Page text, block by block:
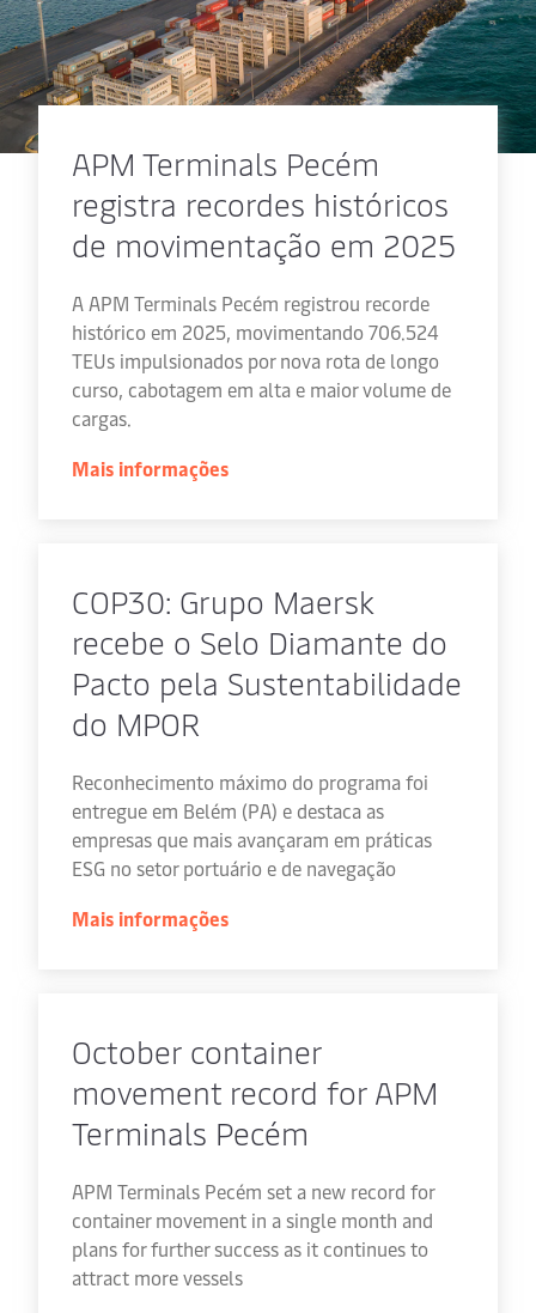
APM Terminals Pecém
registra recordes históricos
de movimentação em 2025
A APM Terminals Pecém registrou recorde
histórico em 2025, movimentando 706.524
TEUs impulsionados por nova rota de longo
curso, cabotagem em alta e maior volume de
cargas.
Mais informações
COP30: Grupo Maersk
recebe o Selo Diamante do
Pacto pela Sustentabilidade
do MPOR
Reconhecimento máximo do programa foi
entregue em Belém (PA) e destaca as
empresas que mais avançaram em práticas
ESG no setor portuário e de navegação
Mais informações
October container
movement record for APM
Terminals Pecém
APM Terminals Pecém set a new record for
container movement in a single month and
plans for further success as it continues to
attract more vessels